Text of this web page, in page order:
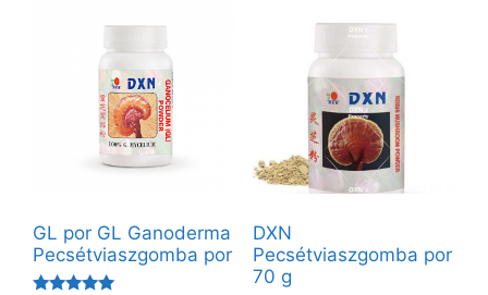
GL por GL Ganoderma
Pecsétviaszgomba por
DXN
Pecsétviaszgomba por
70 g